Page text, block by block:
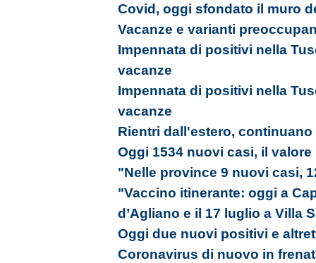
Covid, oggi sfondato il muro
Vacanze e varianti
Impennata di positivi nella
vacanze
Impennata di positivi nella
vacanze
Rientri dall'estero,
Oggi 1534 nuovi casi, il
"Nelle province 9 nuovi casi,
"Vaccino itinerante: oggi a
d’Agliano e il 17 luglio a Villa
Oggi due nuovi positivi e
Coronavirus di nuovo in